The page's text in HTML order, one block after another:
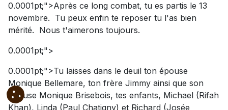
0.0001pt;">Après ce long combat, tu es partis le 13
novembre. Tu peux enfin te reposer tu l'as bien
mérité. Nous t'aimerons toujours.
0.0001pt;">
0.0001pt;">Tu laisses dans le deuil ton épouse
Monique Bellemare, ton frère Jimmy ainsi que son
épouse Monique Brisebois, tes enfants, Michael (Rifah
Khan), Linda (Paul Chatigny) et Richard (Josée